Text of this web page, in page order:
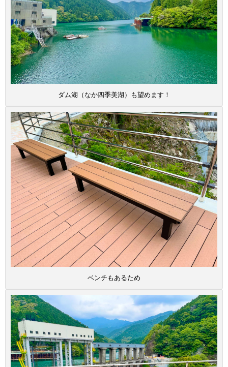
ダム湖（なか四季美湖）も望めます！
ベンチもあるため